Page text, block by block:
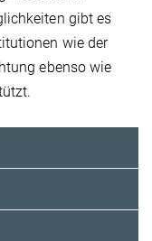
gibt es
wie der
ebenso wie